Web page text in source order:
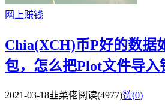
网上赚钱
Chia(XCH)币P好的数据
包，怎么把Plot文件导入
2021-03-18韭菜佬阅读(4977)赞(0)